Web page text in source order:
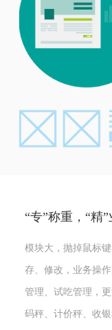
“专”称重，“精
模块大，抛掉鼠标
存、修改，业务操
管理、试吃管理，
码秤、计价秤、收